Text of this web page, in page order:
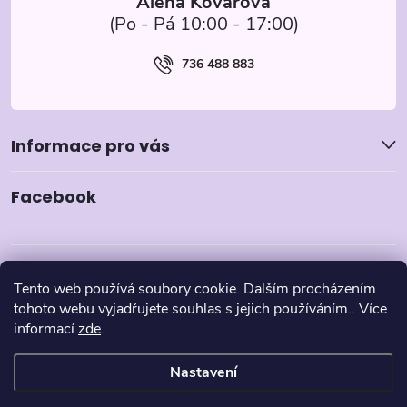
Tento web používá soubory cookie. Dalším procházením
tohoto webu vyjadřujete souhlas s jejich používáním.. Více
informacízde.
Nastavení
736 488 883
Informace pro vás
Facebook